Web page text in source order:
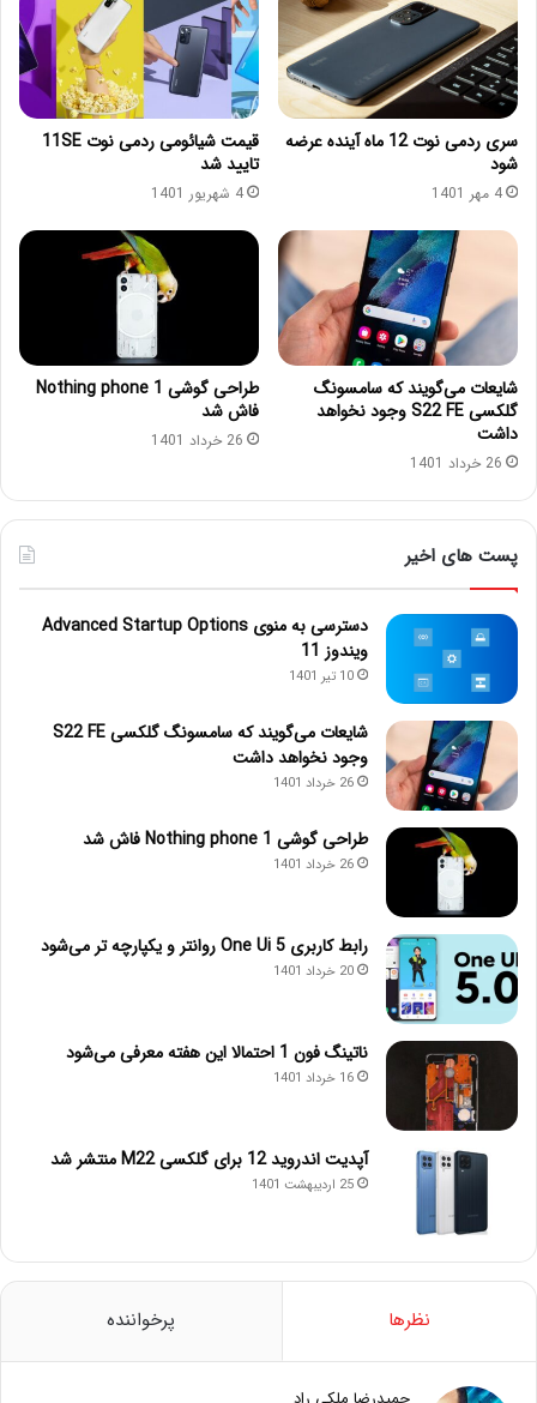
سری ردمی نوت 12 ماه آینده عرضه
شود
4 مهر 1401
قیمت شیائومی ردمی نوت 11SE
تایید شد
4 شهریور 1401
شایعات می‌گویند که سامسونگ
گلکسی S22 FE وجود نخواهد
داشت
26 خرداد 1401
طراحی گوشی Nothing phone 1
فاش شد
26 خرداد 1401
پست های اخیر
دسترسی به منوی Advanced Startup Options
ویندوز 11
10 تیر 1401
شایعات می‌گویند که سامسونگ گلکسی S22 FE
وجود نخواهد داشت
26 خرداد 1401
طراحی گوشی Nothing phone 1 فاش شد
26 خرداد 1401
رابط کاربری One Ui 5 روانتر و یکپارچه تر می‌شود
20 خرداد 1401
ناتینگ فون 1 احتمالا این هفته معرفی می‌شود
16 خرداد 1401
آپدیت اندروید 12 برای گلکسی M22 منتشر شد
25 اردیبهشت 1401
نظرها پرخواننده